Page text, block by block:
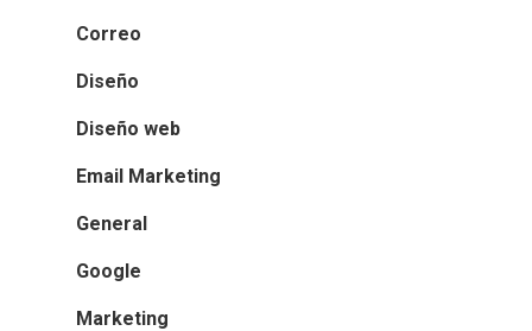
Correo
Diseño
Diseño web
Email Marketing
General
Google
Marketing